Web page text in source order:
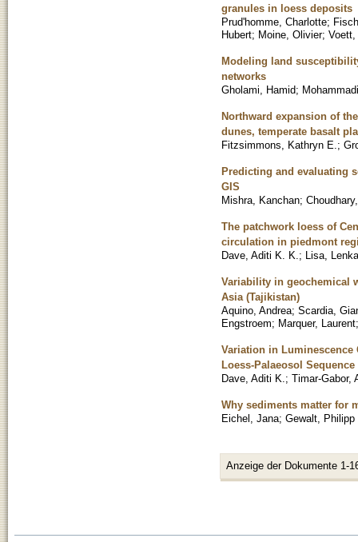
granules in loess deposits
Prud'homme, Charlotte;
Hubert; Moine, Olivier; Voett,
Modeling land
networks
Gholami, Hamid;
Northward expansion of
dunes, temperate basalt
Fitzsimmons, Kathryn E. ;
Predicting and evaluating
GIS
Mishra, Kanchan;
The patchwork loess of
circulation in piedmont
Dave, Aditi K. K. ; Lisa, Lenka
Variability in geochemical
Asia (Tajikistan)
Aquino, Andrea; Scardia,
Engstroem; Marquer, Laurent
Variation in Luminescence
Loess-Palaeosol
Dave, Aditi K. ; Timar-Gabor,
Why sediments matter for
Eichel, Jana; Gewalt, Philipp
Anzeige der Dokumente 1-